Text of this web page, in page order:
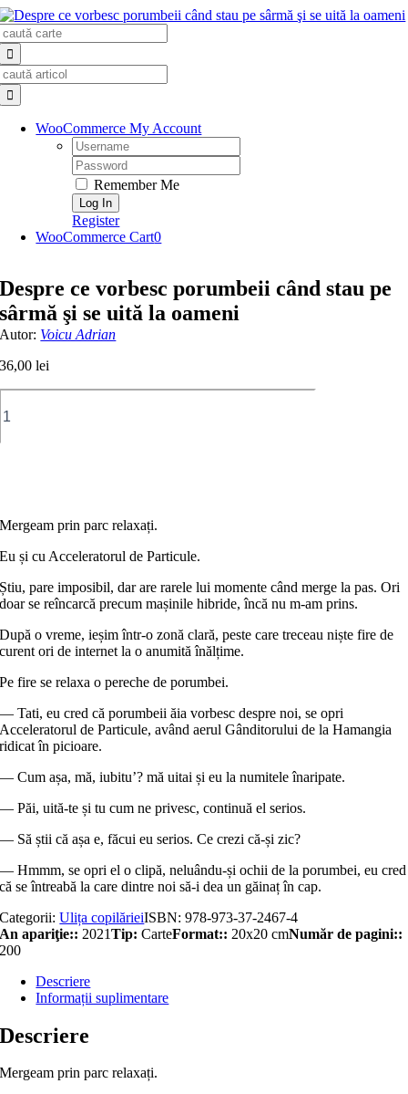
Skip
to
content
WooCommerce My Account
Username:
Password:
Remember Me
Register
WooCommerce Cart0
Despre ce vorbesc porumbeii când stau pe
sârmă şi se uită la oameni
Autor: Voicu Adrian
36,00lei
Mergeam prin parc relaxați.
Eu și cu Acceleratorul de Particule.
Știu, pare imposibil, dar are rarele lui momente când merge la pas. Ori
doar se reîncarcă precum mașinile hibride, încă nu m-am prins.
După o vreme, ieșim într-o zonă clară, peste care treceau niște fire de
curent ori de internet la o anumită înălțime.
Pe fire se relaxa o pereche de porumbei.
— Tati, eu cred că porumbeii ăia vorbesc despre noi, se opri
Acceleratorul de Particule, având aerul Gânditorului de la Hamangia
ridicat în picioare.
— Cum așa, mă, iubitu’? mă uitai și eu la numitele înaripate.
— Păi, uită-te și tu cum ne privesc, continuă el serios.
— Să știi că așa e, făcui eu serios. Ce crezi că-și zic?
— Hmmm, se opri el o clipă, neluându-și ochii de la porumbei, eu cred
că se întreabă la care dintre noi să-i dea un găinaț în cap.
Categorii:Ulița copilărieiISBN:978-973-37-2467-4
An apariţie:: 2021Tip: CarteFormat:: 20x20 cmNumăr de pagini::
200
Descriere
Informații suplimentare
Descriere
Mergeam prin parc relaxați.